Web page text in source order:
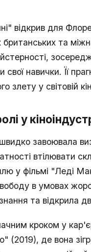
відкрив для
британських та
свої навички. Її
злету у світовій
у
завоювала
втілювати
у фільмі "Леді
в умовах
та відкрила
кроком у
де вона